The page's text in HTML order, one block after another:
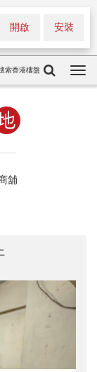
安裝
開啟
索香港樓盤
舖